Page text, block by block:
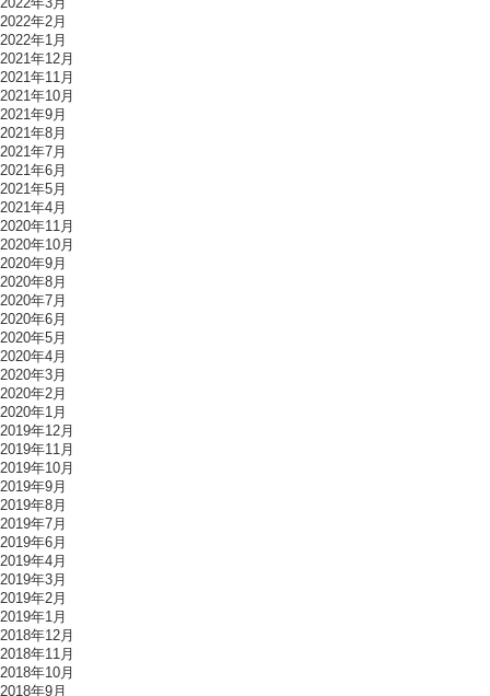
2022年2月
2022年1月
2021年12月
2021年11月
2021年10月
2021年9月
2021年8月
2021年7月
2021年6月
2021年5月
2021年4月
2020年11月
2020年10月
2020年9月
2020年8月
2020年7月
2020年6月
2020年5月
2020年4月
2020年3月
2020年2月
2020年1月
2019年12月
2019年11月
2019年10月
2019年9月
2019年8月
2019年7月
2019年6月
2019年4月
2019年3月
2019年2月
2019年1月
2018年12月
2018年11月
2018年10月
2018年9月